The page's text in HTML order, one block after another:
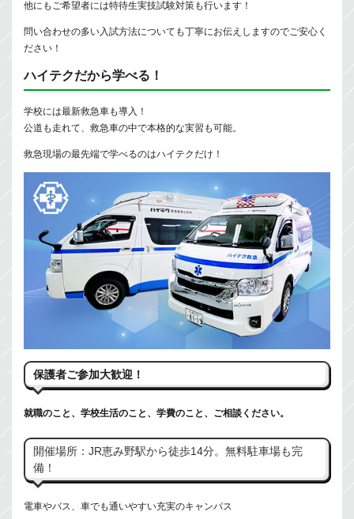
他にもご希望者には特待生実技試験対策も行います！
問い合わせの多い入試方法についても丁寧にお伝えしますのでご安心く
ださい！
ハイテクだから学べる！
学校には最新救急車も導入！
公道も走れて、救急車の中で本格的な実習も可能。
救急現場の最先端で学べるのはハイテクだけ！
保護者ご参加大歓迎！
就職のこと、学校生活のこと、学費のこと、ご相談ください。
開催場所：JR恵み野駅から徒歩14分。無料駐車場も完
備！
電車やバス、車でも通いやすい充実のキャンパス